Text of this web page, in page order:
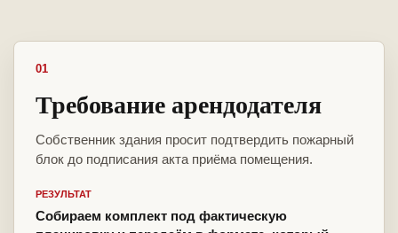
01
Требование арендодателя
Собственник здания просит подтвердить пожарный
блок до подписания акта приёма помещения.
РЕЗУЛЬТАТ
Собираем комплект под фактическую